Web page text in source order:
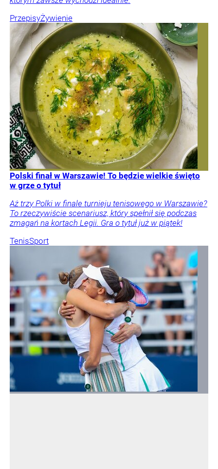
PrzepisyŻywienie
Polski finał w Warszawie! To będzie wielkie święto
w grze o tytuł
Aż trzy Polki w finale turnieju tenisowego w Warszawie?
To rzeczywiście scenariusz, który spełnił się podczas
zmagań na kortach Legii. Gra o tytuł już w piątek!
TenisSport